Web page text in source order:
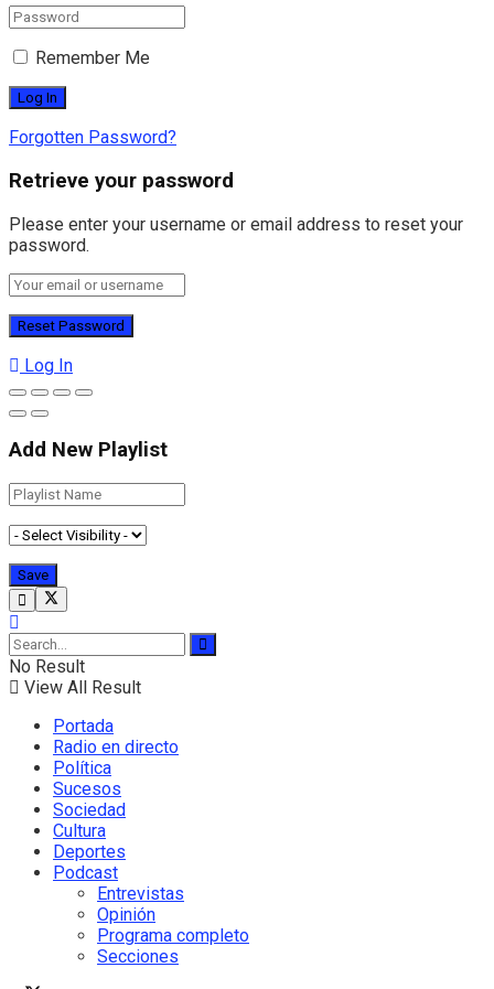
Remember Me
Forgotten Password?
Retrieve your password
Please enter your username or email address to reset your
password.
Log In
Add New Playlist
No Result
View All Result
Portada
Radio en directo
Política
Sucesos
Sociedad
Cultura
Deportes
Podcast
Entrevistas
Opinión
Programa completo
Secciones